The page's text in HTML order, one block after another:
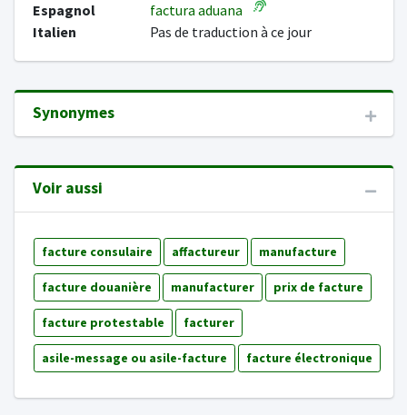
Espagnol
factura aduana
Italien
Pas de traduction à ce jour
Synonymes
Voir aussi
facture consulaire affactureur manufacture
facture douanière manufacturer prix de facture
facture protestable facturer
asile-message ou asile-facture facture électronique